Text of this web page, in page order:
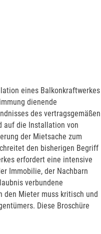
eines Balkonkraftwerkes
dienende
des vertragsgemäßen
auf die Installation von
der Mietsache zum
den bisherigen Begriff
erfordert eine intensive
Immobilie, der Nachbarn
verbundene
den Mieter muss kritisch und
Diese Broschüre